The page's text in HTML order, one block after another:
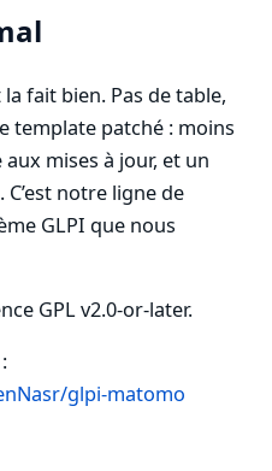
la fait bien. Pas de table,
template patché : moins
mises à jour, et un
notre ligne de
GLPI que nous
GPL v2.0-or-later.
glpi-matomo